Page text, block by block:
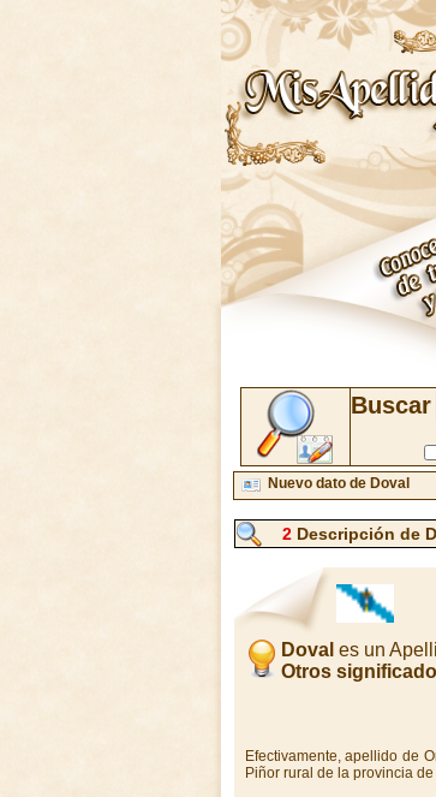
Buscar
Nuevo dato de Doval
2 Descripción de
Doval es un
Otros
Efectivamente, apellido de
Piñor rural de la provincia de